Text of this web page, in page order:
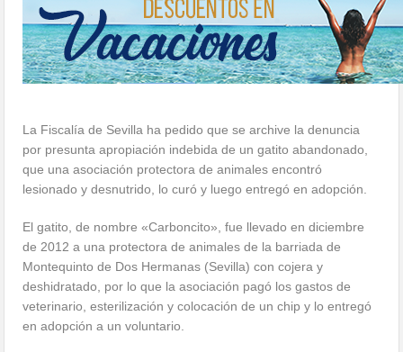
La Fiscalía de Sevilla ha pedido que se archive la denuncia
por presunta apropiación indebida de un gatito abandonado,
que una asociación protectora de animales encontró
lesionado y desnutrido, lo curó y luego entregó en adopción.
El gatito, de nombre «Carboncito», fue llevado en diciembre
de 2012 a una protectora de animales de la barriada de
Montequinto de Dos Hermanas (Sevilla) con cojera y
deshidratado, por lo que la asociación pagó los gastos de
veterinario, esterilización y colocación de un chip y lo entregó
en adopción a un voluntario.